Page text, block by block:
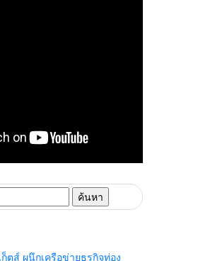
ตส์ ผนึกเครือข่ายธุรกิจท่อง